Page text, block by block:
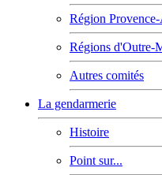
Région
Régions d'Outre-
Autres comités
La gendarmerie
Histoire
Point sur...